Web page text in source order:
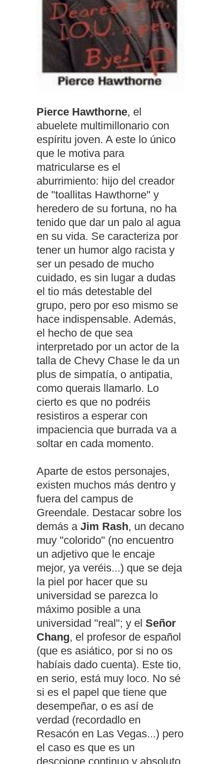
Pierce Hawthorne, el
abuelete multimillonario con
espíritu joven. A este lo único
que le motiva para
matricularse es el
aburrimiento: hijo del creador
de "toallitas Hawthorne" y
heredero de su fortuna, no ha
tenido que dar un palo al agua
en su vida. Se caracteriza por
tener un humor algo racista y
ser un pesado de mucho
cuidado, es sin lugar a dudas
el tio más detestable del
grupo, pero por eso mismo se
hace indispensable. Además,
el hecho de que sea
interpretado por un actor de la
talla de Chevy Chase le da un
plus de simpatía, o antipatia,
como querais llamarlo. Lo
cierto es que no podréis
resistiros a esperar con
impaciencia que burrada va a
soltar en cada momento.
Aparte de estos personajes,
existen muchos más dentro y
fuera del campus de
Greendale. Destacar sobre los
demás a Jim Rash, un decano
muy "colorido" (no encuentro
un adjetivo que le encaje
mejor, ya veréis...) que se deja
la piel por hacer que su
universidad se parezca lo
máximo posible a una
universidad "real"; y el Señor
Chang, el profesor de español
(que es asiático, por si no os
habíais dado cuenta). Este tio,
en serio, está muy loco. No sé
si es el papel que tiene que
desempeñar, o es así de
verdad (recordadlo en
Resacón en Las Vegas...) pero
el caso es que es un
descojone continuo y absoluto.